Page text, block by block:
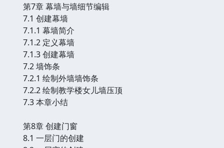
第7章 幕墙与墙细节编辑
7.1 创建幕墙
7.1.1 幕墙简介
7.1.2 定义幕墙
7.1.3 创建幕墙
7.2 墙饰条
7.2.1 绘制外墙墙饰条
7.2.2 绘制教学楼女儿墙压顶
7.3 本章小结
第8章 创建门窗
8.1 一层门的创建